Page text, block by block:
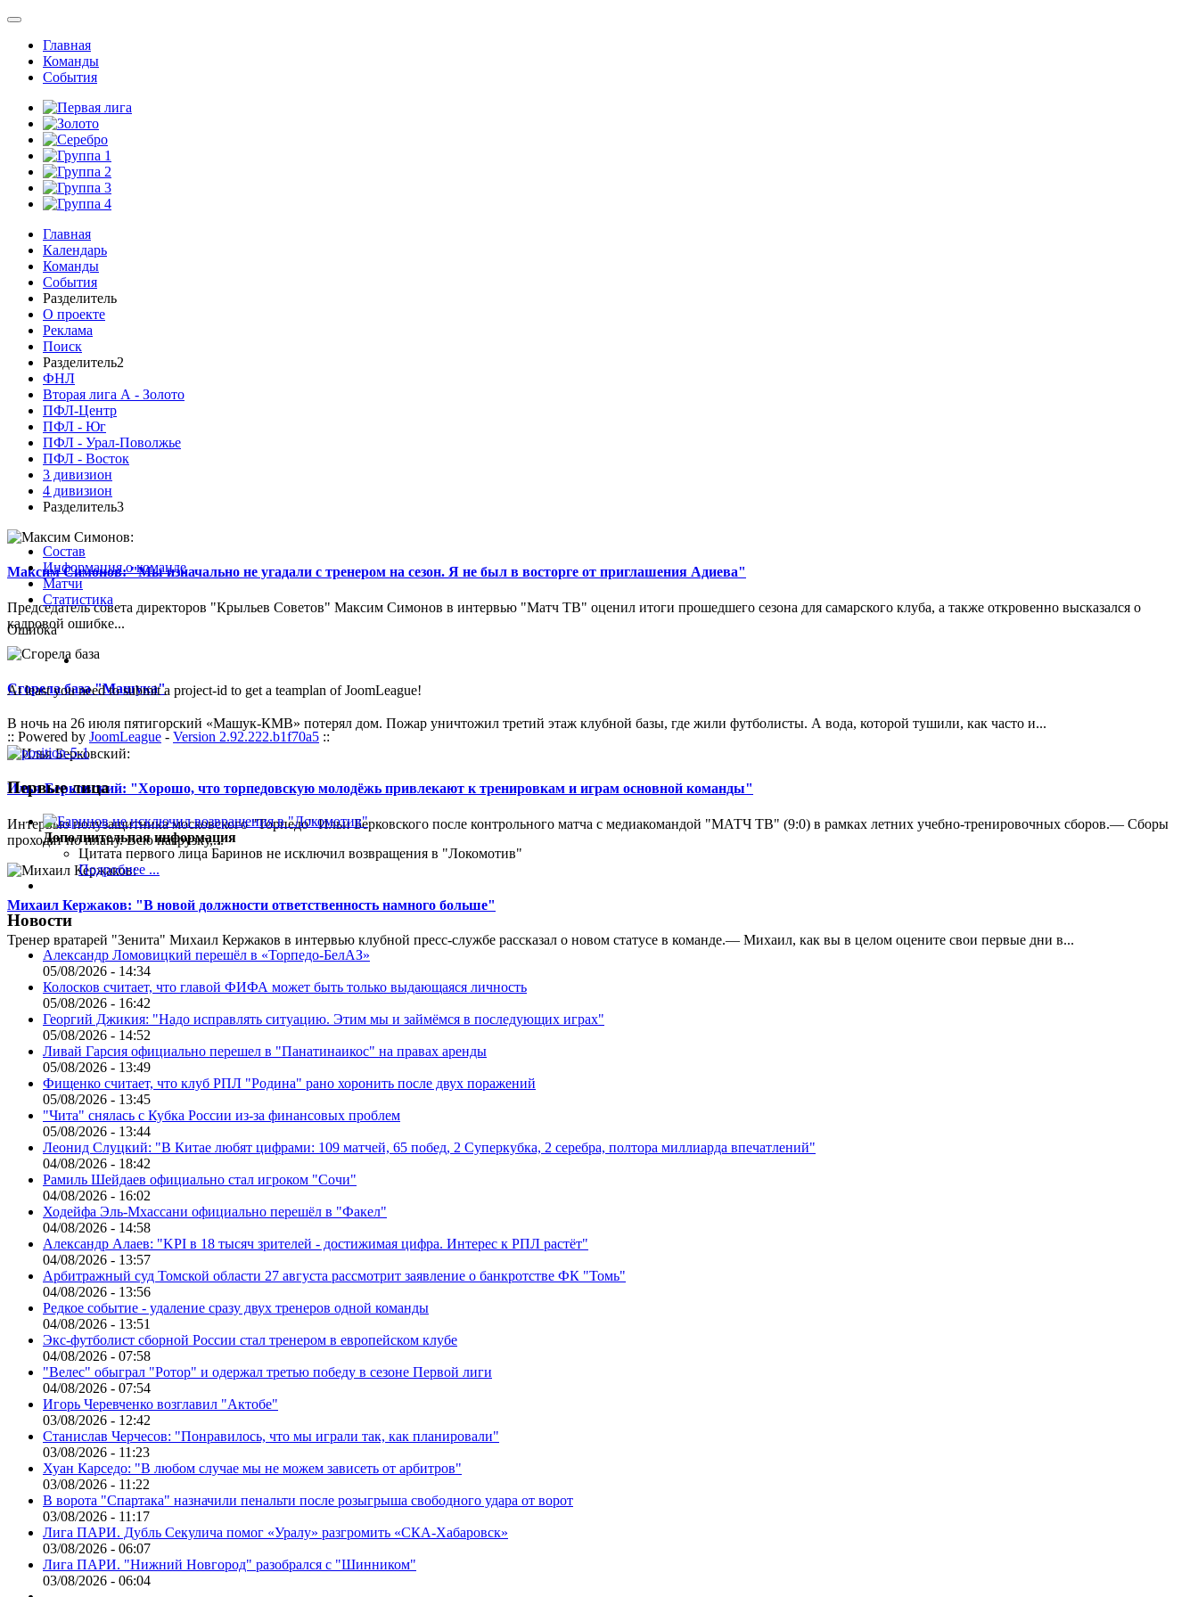
Главная
Команды
События
Главная
Календарь
Команды
События
Разделитель
О проекте
Реклама
Поиск
Разделитель2
ФНЛ
Вторая лига А - Золото
ПФЛ-Центр
ПФЛ - Юг
ПФЛ - Урал-Поволжье
ПФЛ - Восток
3 дивизион
4 дивизион
Разделитель3
Максим Симонов: "Мы изначально не угадали с тренером на сезон. Я не был в восторге от приглашения Адиева"
Председатель совета директоров "Крыльев Советов" Максим Симонов в интервью "Матч ТВ" оценил итоги прошедшего сезона для самарского клуба, а также откровенно высказался о
кадровой ошибке...
Сгорела база "Машука"
В ночь на 26 июля пятигорский «Машук-КМВ» потерял дом. Пожар уничтожил третий этаж клубной базы, где жили футболисты. А вода, которой тушили, как часто и...
Илья Берковский: "Хорошо, что торпедовскую молодёжь привлекают к тренировкам и играм основной команды"
Интервью полузащитника московского "Торпедо" Ильи Берковского после контрольного матча с медиакомандой "МАТЧ ТВ" (9:0) в рамках летних учебно-тренировочных сборов.— Сборы
проходят по плану. Всю нагрузку,...
Михаил Кержаков: "В новой должности ответственность намного больше"
Тренер вратарей "Зенита" Михаил Кержаков в интервью клубной пресс-службе рассказал о новом статусе в команде.— Михаил, как вы в целом оцените свои первые дни в...
Состав
Информация о команде
Матчи
Статистика
Ошибка
At least you need to submit a project-id to get a teamplan of JoomLeague!
:: Powered by JoomLeague - Version 2.92.222.b1f70a5 ::
Первые лица
Дополнительная информация
Цитата первого лица Баринов не исключил возвращения в "Локомотив"
Подробнее ...
Новости
Александр Ломовицкий перешёл в «Торпедо-БелАЗ»
05/08/2026 - 14:34
Колосков считает, что главой ФИФА может быть только выдающаяся личность
05/08/2026 - 16:42
Георгий Джикия: "Надо исправлять ситуацию. Этим мы и займёмся в последующих играх"
05/08/2026 - 14:52
Ливай Гарсия официально перешел в "Панатинаикос" на правах аренды
05/08/2026 - 13:49
Фищенко считает, что клуб РПЛ "Родина" рано хоронить после двух поражений
05/08/2026 - 13:45
"Чита" снялась с Кубка России из-за финансовых проблем
05/08/2026 - 13:44
Леонид Слуцкий: "В Китае любят цифрами: 109 матчей, 65 побед, 2 Суперкубка, 2 серебра, полтора миллиарда впечатлений"
04/08/2026 - 18:42
Рамиль Шейдаев официально стал игроком "Сочи"
04/08/2026 - 16:02
Ходейфа Эль-Мхассани официально перешёл в "Факел"
04/08/2026 - 14:58
Александр Алаев: "KPI в 18 тысяч зрителей - достижимая цифра. Интерес к РПЛ растёт"
04/08/2026 - 13:57
Арбитражный суд Томской области 27 августа рассмотрит заявление о банкротстве ФК "Томь"
04/08/2026 - 13:56
Редкое событие - удаление сразу двух тренеров одной команды
04/08/2026 - 13:51
Экс-футболист сборной России стал тренером в европейском клубе
04/08/2026 - 07:58
"Велес" обыграл "Ротор" и одержал третью победу в сезоне Первой лиги
04/08/2026 - 07:54
Игорь Черевченко возглавил "Актобе"
03/08/2026 - 12:42
Станислав Черчесов: "Понравилось, что мы играли так, как планировали"
03/08/2026 - 11:23
Хуан Карседо: "В любом случае мы не можем зависеть от арбитров"
03/08/2026 - 11:22
В ворота "Спартака" назначили пенальти после розыгрыша свободного удара от ворот
03/08/2026 - 11:17
Лига ПАРИ. Дубль Секулича помог «Уралу» разгромить «СКА-Хабаровск»
03/08/2026 - 06:07
Лига ПАРИ. "Нижний Новгород" разобрался с "Шинником"
03/08/2026 - 06:04